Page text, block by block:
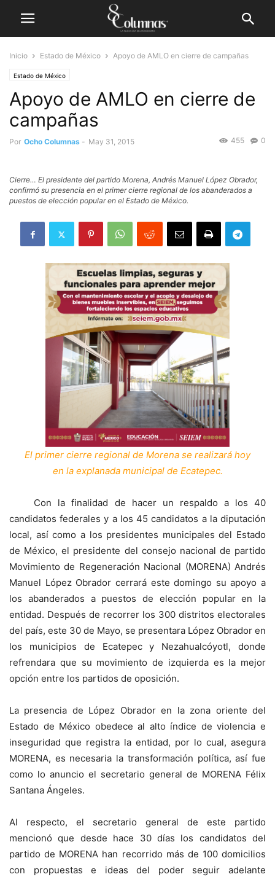
Inicio Estado de México Apoyo de AMLO en cierre de campañas
Estado de México
Apoyo de AMLO en cierre de
campañas
Por Ocho Columnas - May 31, 2015 0
455
Cierre… El presidente del partido Morena, Andrés Manuel López Obrador,
confirmó su presencia en el primer cierre regional de los abanderados a
puestos de elección popular en el Estado de México.
El primer cierre regional de Morena se realizará hoy
en la explanada municipal de Ecatepec.
Con la finalidad de hacer un respaldo a los 40
candidatos federales y a los 45 candidatos a la diputación
local, así como a los presidentes municipales del Estado
de México, el presidente del consejo nacional de partido
Movimiento de Regeneración Nacional (MORENA) Andrés
Manuel López Obrador cerrará este domingo su apoyo a
los abanderados a puestos de elección popular en la
entidad. Después de recorrer los 300 distritos electorales
del país, este 30 de Mayo, se presentara López Obrador en
los municipios de Ecatepec y Nezahualcóyotl, donde
refrendara que su movimiento de izquierda es la mejor
opción entre los partidos de oposición.
La presencia de López Obrador en la zona oriente del
Estado de México obedece al alto índice de violencia e
inseguridad que registra la entidad, por lo cual, asegura
MORENA, es necesaria la transformación política, así fue
como lo anuncio el secretario general de MORENA Félix
Santana Ángeles.
Al respecto, el secretario general de este partido
mencionó que desde hace 30 días los candidatos del
partido de MORENA han recorrido más de 100 domicilios
con propuestas e ideas del poder seguir adelante